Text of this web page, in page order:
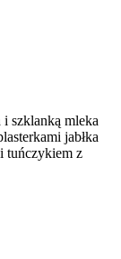
i szklanką mleka
jabłka
tuńczykiem z